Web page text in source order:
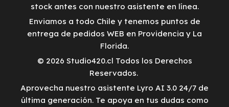
stock antes con nuestro asistente en línea.
Enviamos a todo Chile y tenemos puntos de
entrega de pedidos WEB en Providencia y La
Florida.
© 2026 Studio420.cl Todos los Derechos
Reservados.
Aprovecha nuestro asistente Lyro AI 3.0 24/7 de
última generación. Te apoya en tus dudas como